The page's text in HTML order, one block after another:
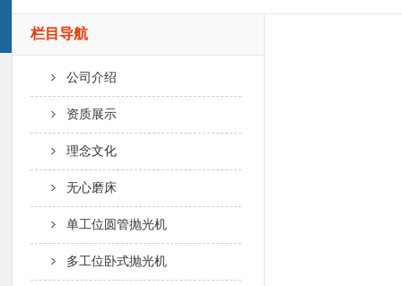
栏目导航
公司介绍
资质展示
理念文化
无心磨床
单工位圆管抛光机
多工位卧式抛光机